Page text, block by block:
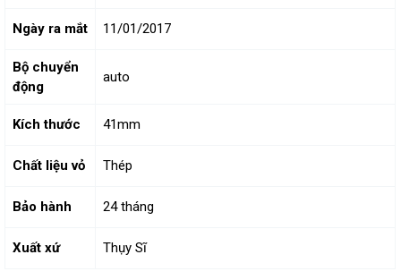
Ngày ra mắt 11/01/2017
Bộ chuyển
động
auto
Kích thước 41mm
Chất liệu vỏ Thép
Bảo hành 24 tháng
Xuất xứ Thụy Sĩ